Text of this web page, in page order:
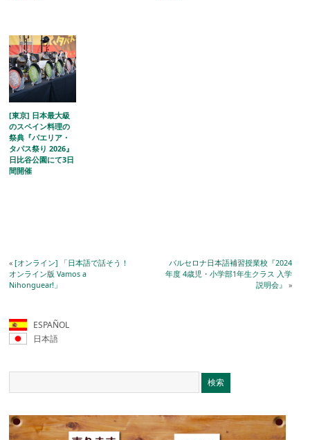
[東京] 日本最大級
のスペイン料理の
祭典『パエリア・
タパス祭り 2026』
日比谷公園にて3日
間開催
«[オンライン] 「日本語で話そう！
オンライン版 Vamos a
Nihonguear!」
バルセロナ日本語補習授業校『2024
年度 4歳児・小学部1年生クラス 入学
説明会』 »
ESPAÑOL
日本語